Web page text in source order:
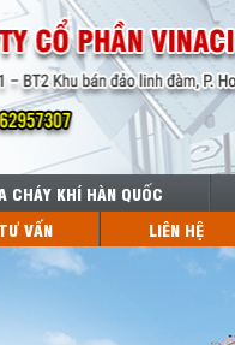
CHÁY KHÍ HÀN QUỐC
TƯ VẤN LIÊN HỆ